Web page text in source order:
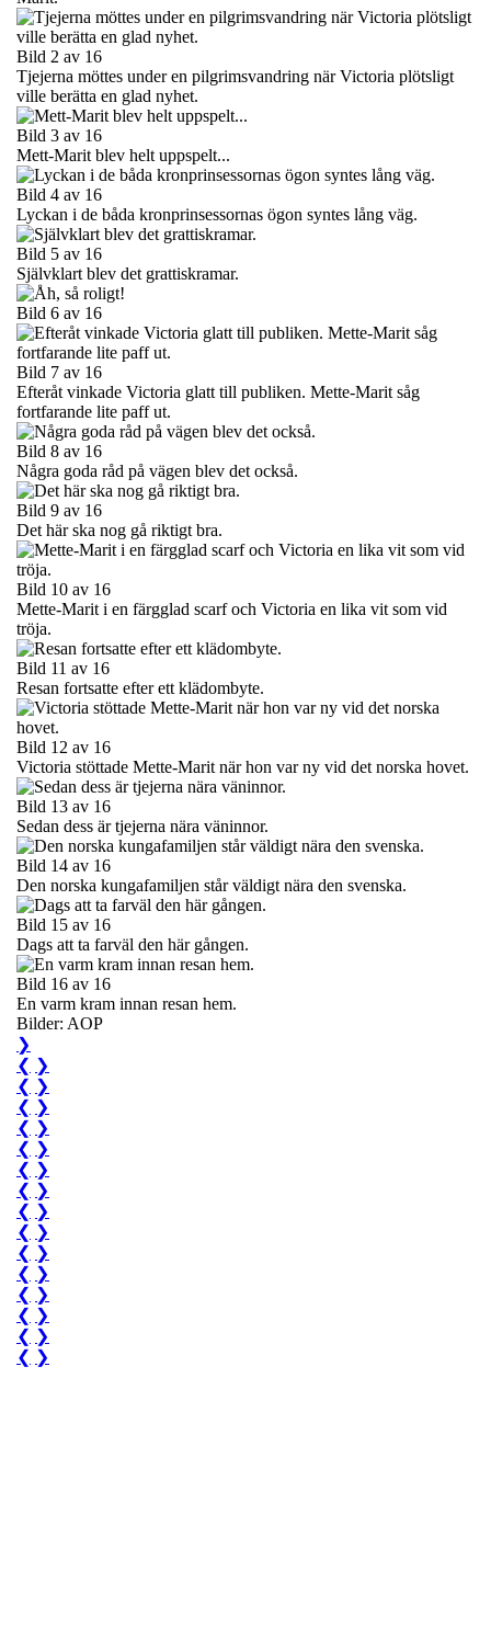
Bild 2 av 16
Tjejerna möttes under en pilgrimsvandring när Victoria plötsligt
ville berätta en glad nyhet.
Bild 3 av 16
Mett-Marit blev helt uppspelt...
Bild 4 av 16
Lyckan i de båda kronprinsessornas ögon syntes lång väg.
Bild 5 av 16
Självklart blev det grattiskramar.
Bild 6 av 16
Bild 7 av 16
Efteråt vinkade Victoria glatt till publiken. Mette-Marit såg
fortfarande lite paff ut.
Bild 8 av 16
Några goda råd på vägen blev det också.
Bild 9 av 16
Det här ska nog gå riktigt bra.
Bild 10 av 16
Mette-Marit i en färgglad scarf och Victoria en lika vit som vid
tröja.
Bild 11 av 16
Resan fortsatte efter ett klädombyte.
Bild 12 av 16
Victoria stöttade Mette-Marit när hon var ny vid det norska hovet.
Bild 13 av 16
Sedan dess är tjejerna nära väninnor.
Bild 14 av 16
Den norska kungafamiljen står väldigt nära den svenska.
Bild 15 av 16
Dags att ta farväl den här gången.
Bild 16 av 16
En varm kram innan resan hem.
Bilder: AOP
❯
❮ ❯
❮ ❯
❮ ❯
❮ ❯
❮ ❯
❮ ❯
❮ ❯
❮ ❯
❮ ❯
❮ ❯
❮ ❯
❮ ❯
❮ ❯
❮ ❯
❮ ❯